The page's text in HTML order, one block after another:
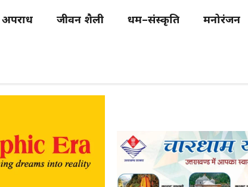
अपराध जीवन शैली धर्म–संस्कृति मनोरंजन